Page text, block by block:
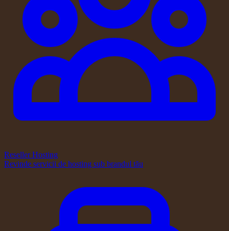
Reseller Hosting
Revinde servicii de hosting sub brandul tău